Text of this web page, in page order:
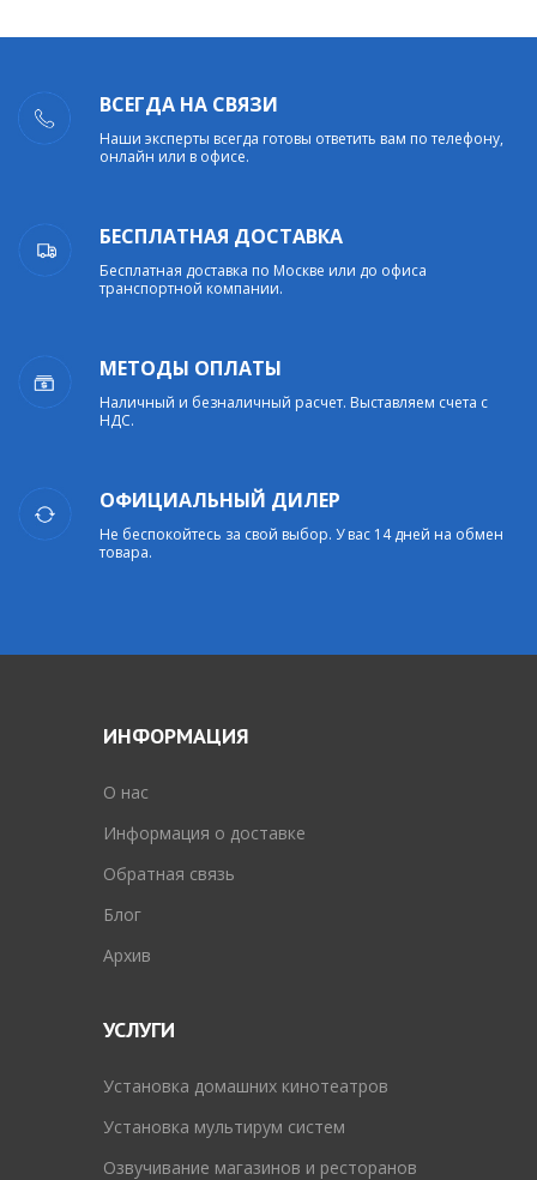
ВСЕГДА НА СВЯЗИ
Наши эксперты всегда готовы ответить вам по телефону,
онлайн или в офисе.
БЕСПЛАТНАЯ ДОСТАВКА
Бесплатная доставка по Москве или до офиса
транспортной компании.
МЕТОДЫ ОПЛАТЫ
Наличный и безналичный расчет. Выставляем счета с
НДС.
ОФИЦИАЛЬНЫЙ ДИЛЕР
Не беспокойтесь за свой выбор. У вас 14 дней на обмен
товара.
ИНФОРМАЦИЯ
O нас
Информация о доставке
Обратная связь
Блог
Архив
УСЛУГИ
Установка домашних кинотеатров
Установка мультирум систем
Озвучивание магазинов и ресторанов